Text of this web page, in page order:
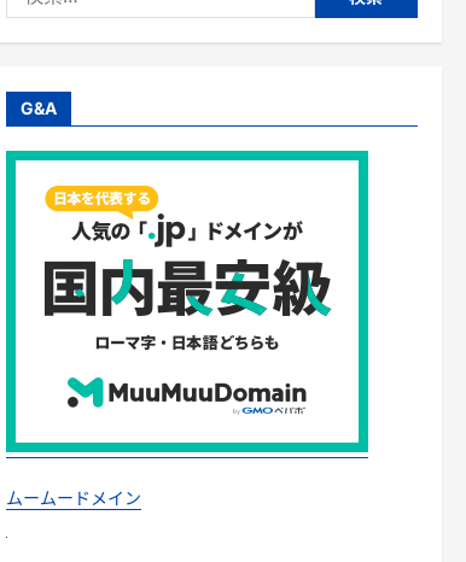
索:
G&A
ムームードメイン